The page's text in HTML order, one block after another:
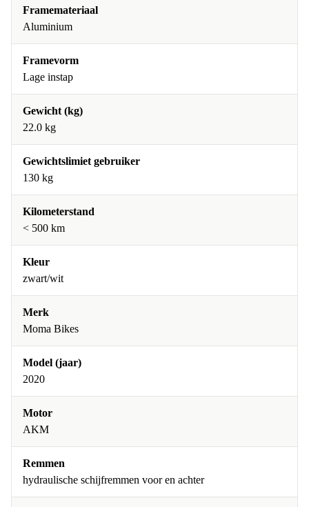
Framemateriaal
Aluminium
Framevorm
Lage instap
Gewicht (kg)
22.0 kg
Gewichtslimiet gebruiker
130 kg
Kilometerstand
< 500 km
Kleur
zwart/wit
Merk
Moma Bikes
Model (jaar)
2020
Motor
AKM
Remmen
hydraulische schijfremmen voor en achter